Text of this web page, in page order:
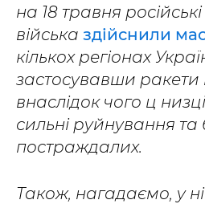
на 18 травня російські
війська здійснили
кількох регіонах
застосувавши ракети
внаслідок чого ц
сильні руйнування та
постраждалих.
Також, нагадаємо, у